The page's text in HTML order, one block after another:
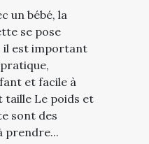
un bébé, la
se pose
il est important
et facile à
Le poids et
sont des
prendre...